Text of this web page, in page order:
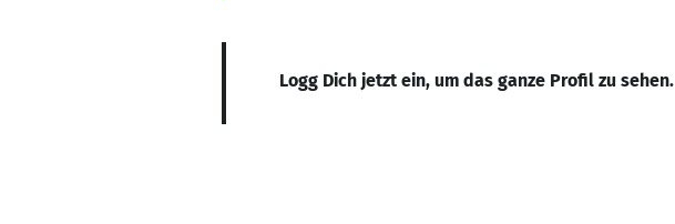
Logg Dich jetzt ein, um das ganze Profil zu sehen.